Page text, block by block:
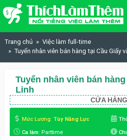
Skip to content
Trang chủ
Việc làm full-time
Tuyển nhân viên bán hàng tại Cầu Giấy
Tuyển nhân viên bán
Linh
CỬA HÀNG
Mức Lương: Tùy Năng Lực
Ca làm: Parttime